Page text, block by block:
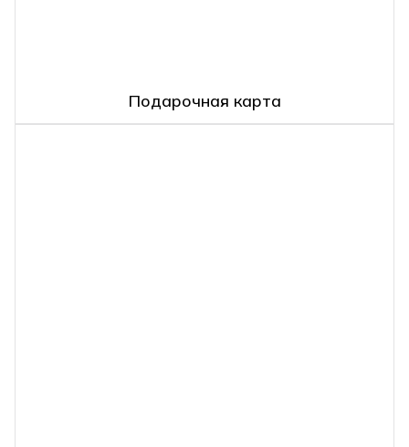
Подарочная карта